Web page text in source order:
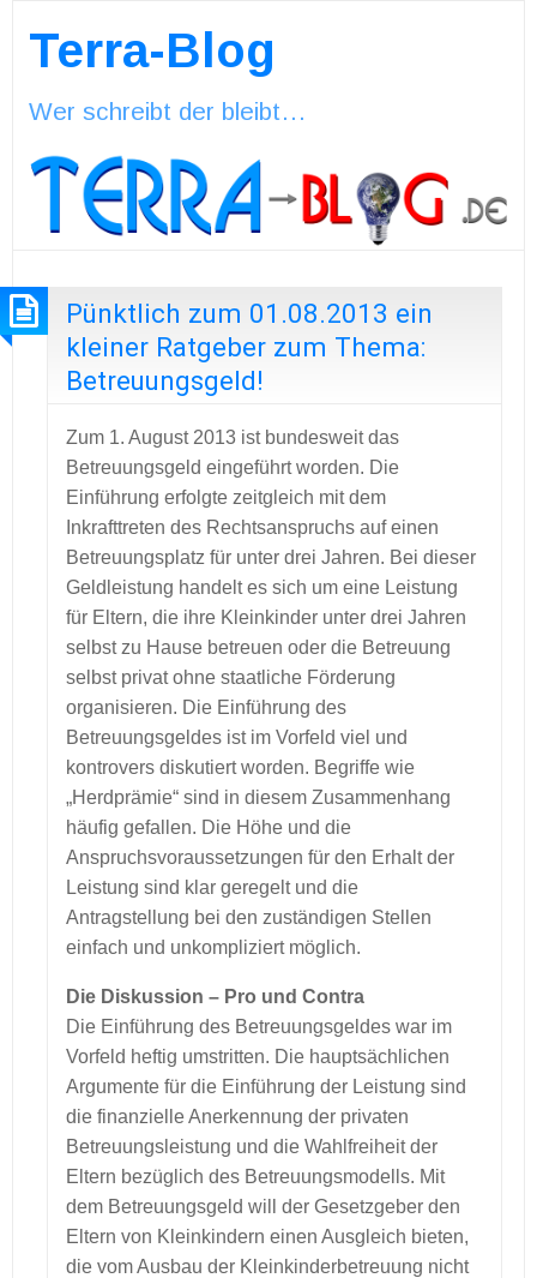
Terra-Blog
Wer schreibt der bleibt…
Pünktlich zum 01.08.2013 ein
kleiner Ratgeber zum Thema:
Betreuungsgeld!
Zum 1. August 2013 ist bundesweit das
Betreuungsgeld eingeführt worden. Die
Einführung erfolgte zeitgleich mit dem
Inkrafttreten des Rechtsanspruchs auf einen
Betreuungsplatz für unter drei Jahren. Bei dieser
Geldleistung handelt es sich um eine Leistung
für Eltern, die ihre Kleinkinder unter drei Jahren
selbst zu Hause betreuen oder die Betreuung
selbst privat ohne staatliche Förderung
organisieren. Die Einführung des
Betreuungsgeldes ist im Vorfeld viel und
kontrovers diskutiert worden. Begriffe wie
„Herdprämie“ sind in diesem Zusammenhang
häufig gefallen. Die Höhe und die
Anspruchsvoraussetzungen für den Erhalt der
Leistung sind klar geregelt und die
Antragstellung bei den zuständigen Stellen
einfach und unkompliziert möglich.
Die Diskussion – Pro und Contra
Die Einführung des Betreuungsgeldes war im
Vorfeld heftig umstritten. Die hauptsächlichen
Argumente für die Einführung der Leistung sind
die finanzielle Anerkennung der privaten
Betreuungsleistung und die Wahlfreiheit der
Eltern bezüglich des Betreuungsmodells. Mit
dem Betreuungsgeld will der Gesetzgeber den
Eltern von Kleinkindern einen Ausgleich bieten,
die vom Ausbau der Kleinkinderbetreuung nicht